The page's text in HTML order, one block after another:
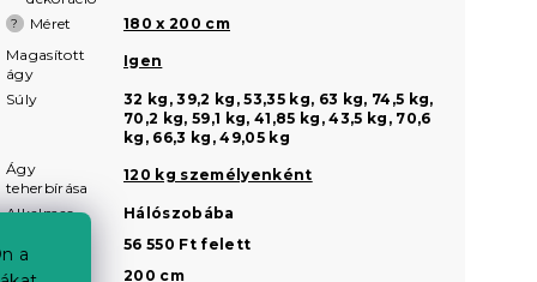
a
? Méret
180 x 200 cm
Magasított
ágy
Igen
Súly
32 kg, 39,2 kg, 53,35 kg, 63 kg, 74,5 kg,
70,2 kg, 59,1 kg, 41,85 kg, 43,5 kg, 70,6
kg, 66,3 kg, 49,05 kg
Ágy
teherbírása
120 kg személyenként
Alkalmas
Hálószobába
56 550 Ft felett
Belső hossz
200 cm